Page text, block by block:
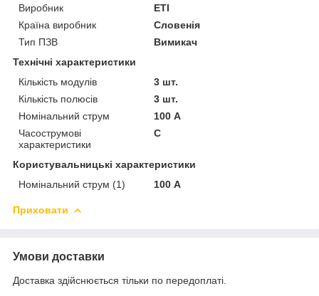
Виробник
ETI
Країна виробник
Словенія
Тип ПЗВ
Вимикач
Технічні характеристики
Кількість модулів
3 шт.
Кількість полюсів
3 шт.
Номінальний струм
100 А
Часострумові
характеристики
C
Користувальницькі характеристики
Номінальний струм (1)
100 А
Приховати
Умови доставки
Доставка здійснюється тільки по передоплаті.